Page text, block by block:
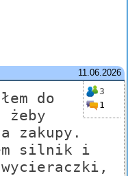
11.06.2026
3
1
do
żeby
zakupy.
silnik i
wycieraczki,